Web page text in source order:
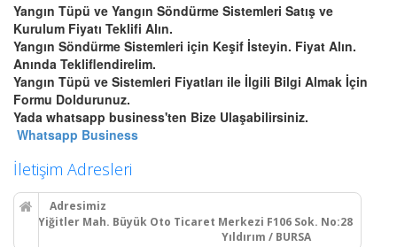
Yangın Tüpü ve Yangın Söndürme Sistemleri Satış ve
Kurulum Fiyatı Teklifi Alın.
Yangın Söndürme Sistemleri için Keşif İsteyin. Fiyat Alın.
Anında Tekliflendirelim.
Yangın Tüpü ve Sistemleri Fiyatları ile İlgili Bilgi Almak İçin
Formu Doldurunuz.
Yada whatsapp business'ten Bize Ulaşabilirsiniz.
Whatsapp Business
İletişim Adresleri
Adresimiz
Yiğitler Mah. Büyük Oto Ticaret Merkezi F106 Sok. No:28
Yıldırım / BURSA